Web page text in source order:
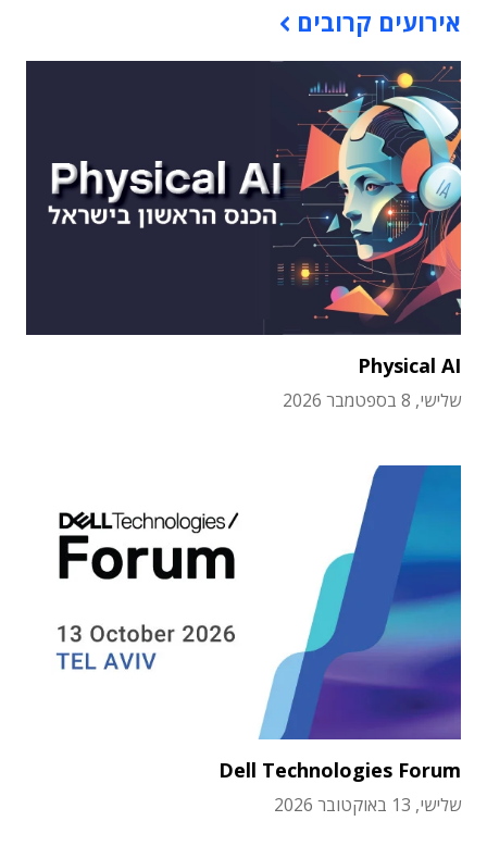
אירועים קרובים
Physical AI
שלישי, 8 בספטמבר 2026
Dell Technologies Forum
שלישי, 13 באוקטובר 2026